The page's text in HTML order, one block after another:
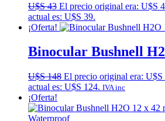
U$S43 El precio original era: U$S
actual es: U$S 39.
¡Oferta!
Binocular Bushnell
U$S148 El precio original era: U$S
actual es: U$S 124. IVA inc
¡Oferta!